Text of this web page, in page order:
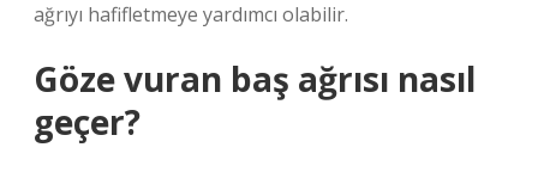
ağrıyı hafifletmeye yardımcı olabilir.
Göze vuran baş ağrısı nasıl
geçer?